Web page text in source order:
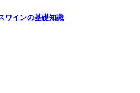
ワインの基礎知識